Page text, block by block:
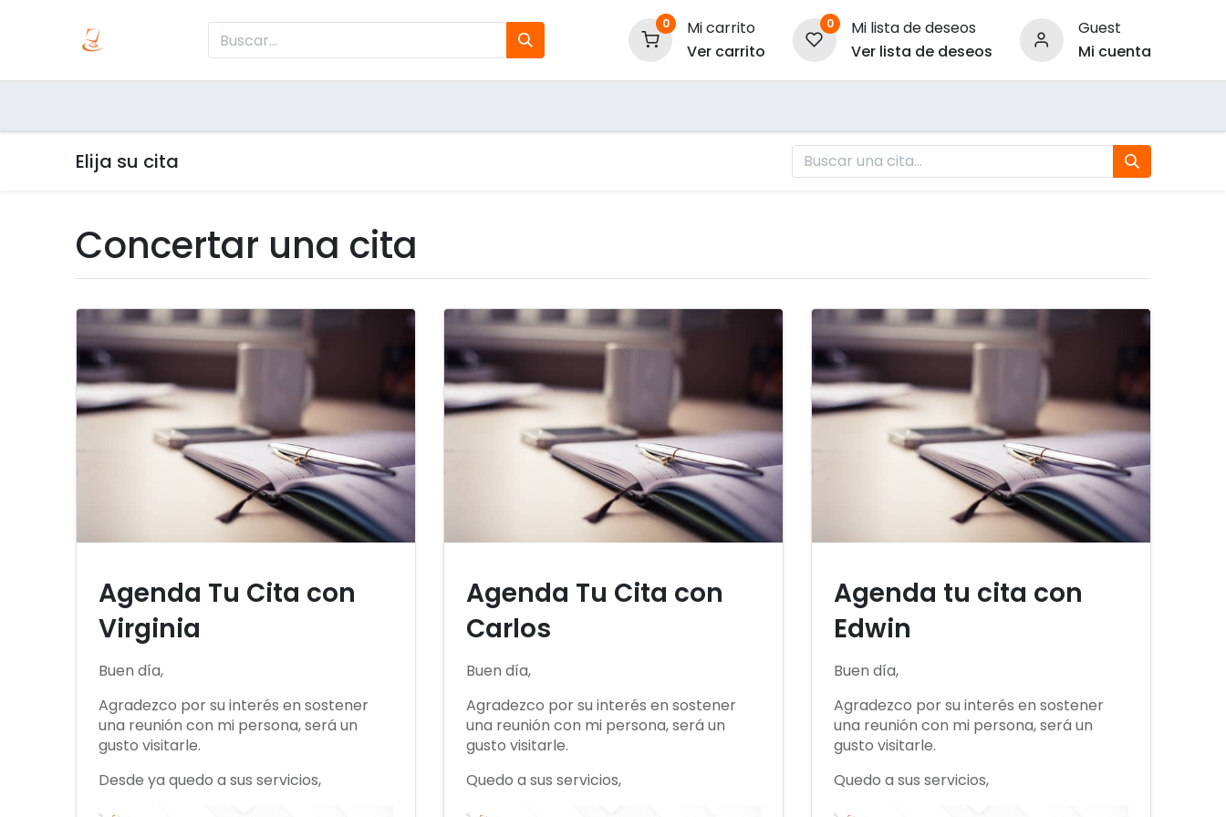
0
Mi carrito
Ver carrito
0
Mi lista de deseos
Ver lista de deseos
Guest
Mi cuenta
Elija su cita
Concertar una cita
Agenda Tu Cita con
Virginia
Buen día,
Agradezco por su interés en sostener
una reunión con mi persona, será un
gusto visitarle.
Desde ya quedo a sus servicios,
Agenda Tu Cita con
Carlos
Buen día,
Agradezco por su interés en sostener
una reunión con mi persona, será un
gusto visitarle.
Quedo a sus servicios,
Agenda tu cita con
Edwin
Buen día,
Agradezco por su interés en sostener
una reunión con mi persona, será un
gusto visitarle.
Quedo a sus servicios,